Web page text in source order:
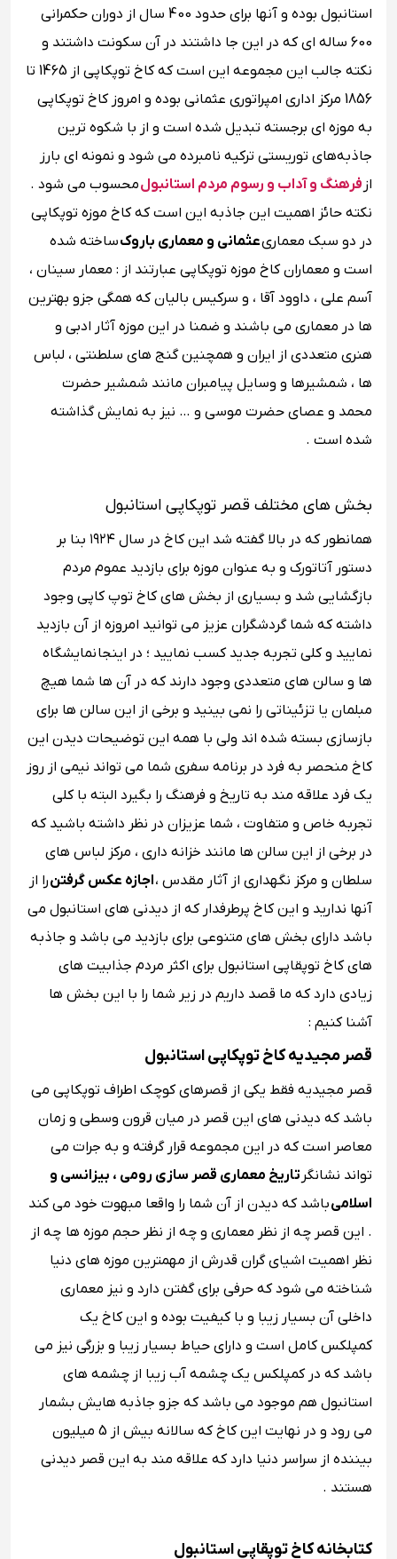
استانبول بوده و آنها برای حدود 400 سال از دوران حکمرانی
600 ساله ای که در این جا داشتند در آن سکونت داشتند و
نکته جالب این مجموعه این است که کاخ توپکاپی از 1465 تا
1856 مرکز اداری امپراتوری عثمانی بوده و امروز کاخ توپکاپی
به موزه ای برجسته تبدیل شده ‌است و از با شکوه ترین
جاذبه‌های توریستی ترکیه نامبرده می شود و نمونه ای بارز
از فرهنگ و آداب و رسوم مردم استانبولمحسوب می شود .
نکته حائز اهمیت این جاذبه این است که کاخ موزه توپکاپی
در دو سبک معماریعثمانی و معماری باروکساخته شده
است و معماران کاخ موزه توپکاپی عبارتند از : معمار سینان ،
آسم علی ، داوود آقا ، و سرکیس بالیان که همگی جزو بهترین
ها در معماری می باشند و ضمنا در این موزه آثار ادبی و
هنری متعددی از ایران و همچنین گنج های سلطنتی ، لباس
ها ، شمشیرها و وسایل پیامبران مانند شمشیر حضرت
محمد و عصای حضرت موسی و … نیز به نمایش گذاشته
شده است .
بخش‌ های مختلف قصر توپکاپی استانبول
همانطور که در بالا گفته شد این کاخ در سال ۱۹۲۴ بنا بر
دستور آتاتورک و به ‌عنوان موزه برای بازدید عموم مردم
بازگشایی شد و بسیاری از بخش ‌های کاخ توپ کاپی وجود
داشته که شما گردشگران عزیز می ‌توانید امروزه از آن بازدید
نمایید و کلی تجربه جدید کسب نمایید ؛ در اینجا نمایشگاه‌
ها و سالن‌ های متعددی وجود دارند که در آن‌ ها شما هیچ
مبلمان یا تزئیناتی را نمی بینید و برخی از این سالن‌ ها برای
بازسازی بسته ‌شده ‌اند ولی با همه این توضیحات دیدن این
کاخ منحصر به فرد در برنامه سفری شما می‌ تواند نیمی از روز
یک فرد علاقه ‌مند به تاریخ و فرهنگ را بگیرد البته با کلی
تجربه خاص و متفاوت ، شما عزیزان در نظر داشته باشید که
در برخی از این سالن ‌ها مانند خزانه‌ داری ، مرکز لباس‌ های
سلطان و مرکز نگهداری از آثار مقدس ،اجازه عکس گرفتنرا از
آنها ندارید و این کاخ پرطرفدار که از دیدنی های استانبول می
باشد دارای بخش های متنوعی برای بازدید می باشد و جاذبه
های کاخ توپقاپی استانبول برای اکثر مردم جذابیت های
زیادی دارد که ما قصد داریم در زیر شما را با این بخش ها
آشنا کنیم :
قصر مجیدیه کاخ توپکاپی استانبول
قصر مجیدیه فقط یکی از قصرهای کوچک اطراف توپکاپی می
باشد که دیدنی های این قصر در میان قرون وسطی و زمان
معاصر است که در این مجموعه قرار گرفته و به جرات می
تواند نشانگر تاریخ معماری قصر سازی رومی ، بیزانسی و
اسلامیباشد که دیدن از آن شما را واقعا مبهوت خود می کند
. این قصر چه از نظر معماری و چه از نظر حجم موزه ها چه از
نظر اهمیت اشیای گران قدرش از مهمترین موزه های دنیا
شناخته می شود که حرفی برای گفتن دارد و نیز معماری
داخلی آن بسیار زیبا و با کیفیت بوده و این کاخ یک
کمپلکس کامل است و دارای حیاط بسیار زیبا و بزرگی نیز می
باشد که در کمپلکس یک چشمه آب زیبا از چشمه های
استانبول هم موجود می باشد که جزو جاذبه هایش بشمار
می رود و در نهایت این کاخ که سالانه بیش از 5 میلیون
بیننده از سراسر دنیا دارد که علاقه مند به این قصر دیدنی
هستند .
کتابخانه کاخ توپقاپی استانبول